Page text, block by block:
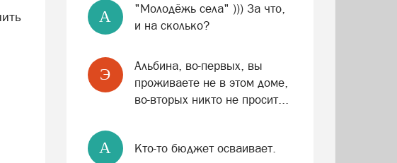
A
"Молодёжь села" ))) За что,
и на сколько?
Э
Альбина, во-первых, вы
проживаете не в этом доме,
во-вторых никто не просит...
A Кто-то бюджет осваивает.